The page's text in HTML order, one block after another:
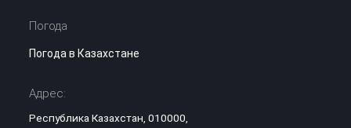
Погода
Погода в Казахстане
Адрес:
Республика Казахстан, 010000,